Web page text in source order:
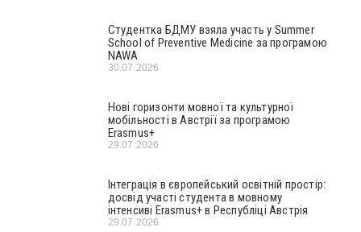
Студентка БДМУ взяла участь у Summer
School of Preventive Medicine за програмою
NAWA
30.07.2026
Нові горизонти мовної та культурної
мобільності в Австрії за програмою
Erasmus+
29.07.2026
Інтеграція в європейський освітній простір:
досвід участі студента в мовному
інтенсиві Erasmus+ в Республіці Австрія
29.07.2026